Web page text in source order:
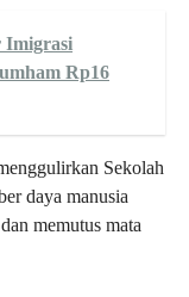
Imigrasi
Rp16
Sekolah
daya manusia
memutus mata